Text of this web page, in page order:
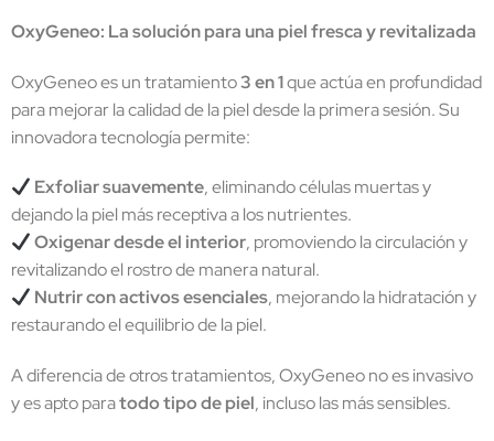
OxyGeneo: La solución para una piel fresca y revitalizada
OxyGeneo es un tratamiento3 en 1que actúa en profundidad
para mejorar la calidad de la piel desde la primera sesión. Su
innovadora tecnología permite:
Exfoliar suavemente, eliminando células muertas y
dejando la piel más receptiva a los nutrientes.
Oxigenar desde el interior, promoviendo la circulación y
revitalizando el rostro de manera natural.
Nutrir con activos esenciales, mejorando la hidratación y
restaurando el equilibrio de la piel.
A diferencia de otros tratamientos, OxyGeneo no es invasivo
y es apto paratodo tipo de piel, incluso las más sensibles.